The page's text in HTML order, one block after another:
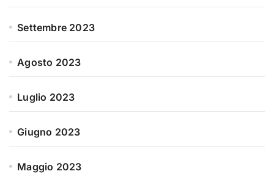
Settembre 2023
Agosto 2023
Luglio 2023
Giugno 2023
Maggio 2023